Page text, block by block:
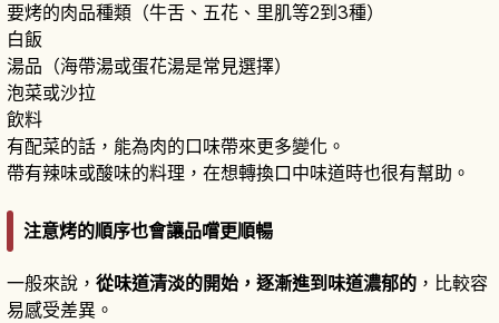
要烤的肉品種類（牛舌、五花、里肌等2到3種）
白飯
湯品（海帶湯或蛋花湯是常見選擇）
泡菜或沙拉
飲料
有配菜的話，能為肉的口味帶來更多變化。
帶有辣味或酸味的料理，在想轉換口中味道時也很有幫助。
注意烤的順序也會讓品嚐更順暢
一般來說， 從味道清淡的開始，逐漸進到味道濃郁的 ，比較容
易感受差異。